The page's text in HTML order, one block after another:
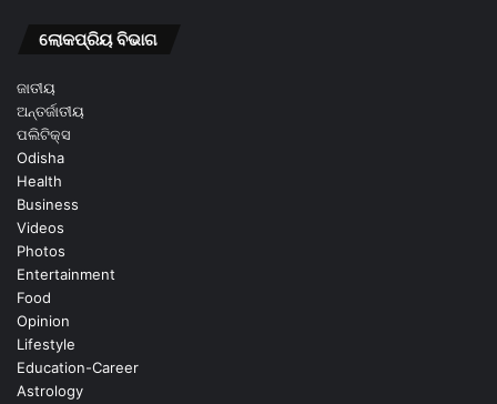
ଲୋକପ୍ରିୟ ବିଭାଗ
ଜାତୀୟ
ଅନ୍ତର୍ଜାତୀୟ
ପଲିଟିକ୍ସ
Odisha
Health
Business
Videos
Photos
Entertainment
Food
Opinion
Lifestyle
Education-Career
Astrology